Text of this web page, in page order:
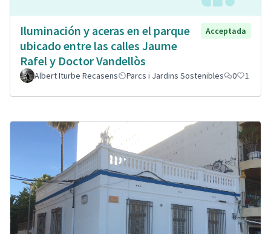
Iluminación y aceras en el parque
ubicado entre las calles Jaume
Rafel y Doctor Vandellòs
Acceptada
Albert Iturbe Recasens Parcs i Jardins Sostenibles 0 1